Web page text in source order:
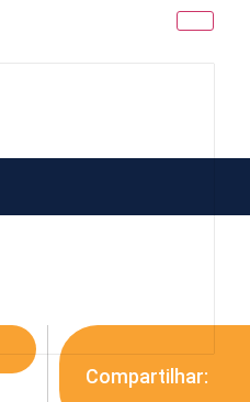
Compartilhar: